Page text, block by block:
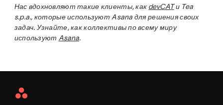
Нас вдохновляют такие клиенты, как devCATи Tea
s.p.a., которые используют Asana для решения своих
задач. Узнайте, как коллективы по всему миру
используют Asana.
Asana